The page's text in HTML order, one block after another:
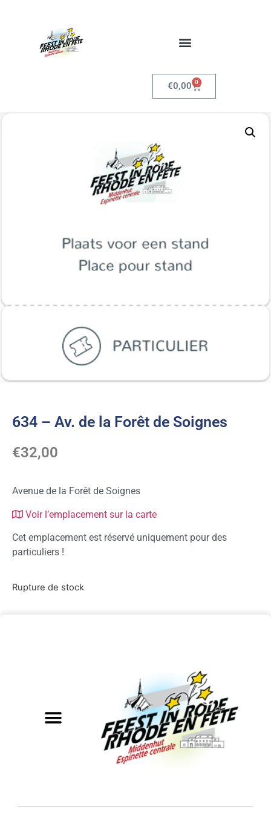
€0,00 0
634 – Av. de la Forêt de Soignes
€32,00
Avenue de la Forêt de Soignes
Voir l’emplacement sur la carte
Cet emplacement est réservé uniquement pour des
particuliers !
Rupture de stock